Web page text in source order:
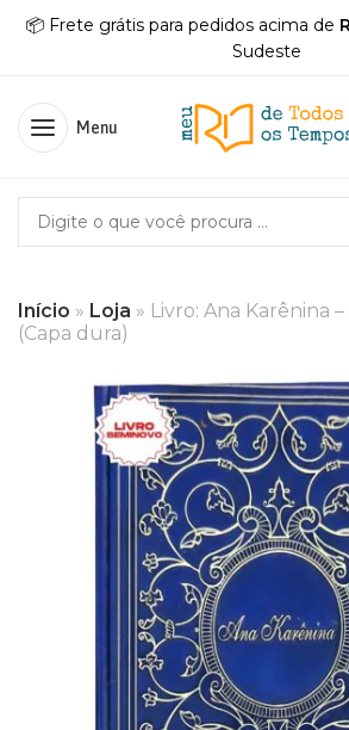
📦 Frete grátis para pedidos acima de
Sudeste
Menu
Início » Loja » Livro: Ana Karênina
(Capa dura)